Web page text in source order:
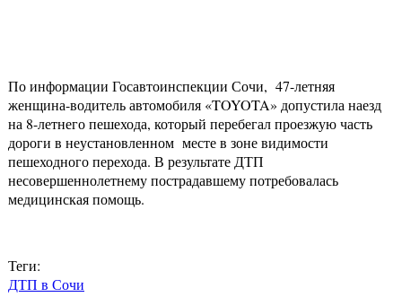
По информации Госавтоинспекции Сочи, 47-летняя
женщина-водитель автомобиля «TOYOTA» допустила наезд
на 8-летнего пешехода, который перебегал проезжую часть
дороги в неустановленном месте в зоне видимости
пешеходного перехода. В результате ДТП
несовершеннолетнему пострадавшему потребовалась
медицинская помощь.
Теги:
ДТП в Сочи